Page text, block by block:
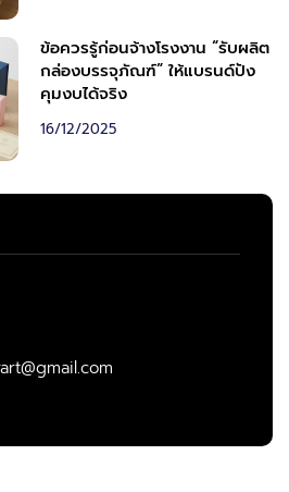
ข้อควรรู้ก่อนจ้างโรงงาน “รับผลิต
กล่องบรรจุภัณฑ์” ให้แบรนด์ปัง
คุมงบได้จริง
16/12/2025